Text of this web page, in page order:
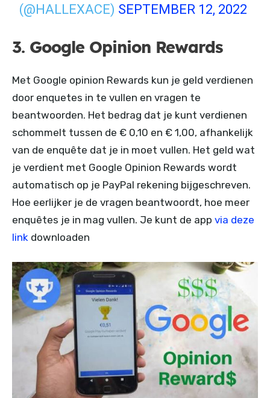
(@HALLEXACE) SEPTEMBER 12, 2022
3. Google Opinion Rewards
Met Google opinion Rewards kun je geld verdienen
door enquetes in te vullen en vragen te
beantwoorden. Het bedrag dat je kunt verdienen
schommelt tussen de € 0,10 en € 1,00, afhankelijk
van de enquête dat je in moet vullen. Het geld wat
je verdient met Google Opinion Rewards wordt
automatisch op je PayPal rekening bijgeschreven.
Hoe eerlijker je de vragen beantwoordt, hoe meer
enquêtes je in mag vullen. Je kunt de app via deze
link downloaden